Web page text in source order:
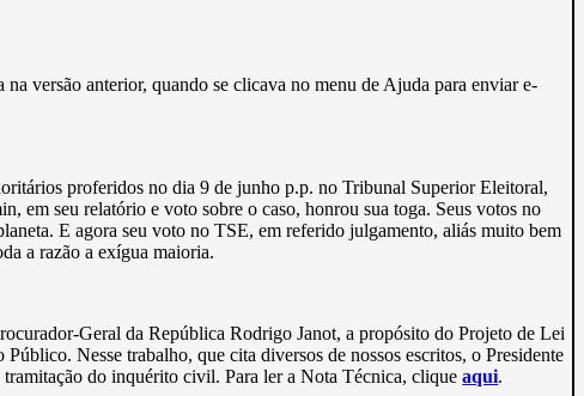
na versão anterior, quando se clicava no menu de Ajuda para enviar e-
proferidos no dia 9 de junho p.p. no Tribunal Superior Eleitoral,
em seu relatório e voto sobre o caso, honrou sua toga. Seus votos no
E agora seu voto no TSE, em referido julgamento, aliás muito bem
a razão a exígua maioria.
Geral da República Rodrigo Janot, a propósito do Projeto de Lei
Nesse trabalho, que cita diversos de nossos escritos, o Presidente
do inquérito civil. Para ler a Nota Técnica, clique aqui.